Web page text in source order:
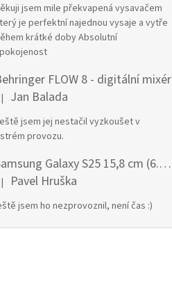
jsem mile překvapená vysavačem
je perfektní najednou vysaje a vytře
krátké doby Absolutní
FLOW 8 - digitální mixér
Hodnocení produktu je 5 z 5 hvězdiček.
| Jan Balada
jsem jej nestačil vyzkoušet v
provozu.
Samsung Galaxy S25 15,8 cm (6.2") Dual SIM Android 15 5G USB typu C 12 GB 256 GB 4000 mAh Námořnická modrá
Hodnocení produktu je 1 z 5 hvězdiček.
| Pavel Hruška
jsem ho nezprovoznil, není čas :)